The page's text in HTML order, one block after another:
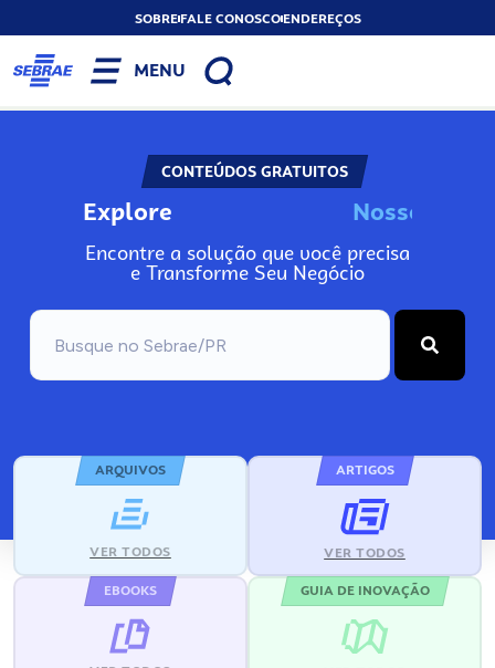
SOBREFALE CONOSCOENDEREÇOS
MENU
CONTEÚDOS GRATUITOS
Explore Nosso
Encontre a solução que você precisa
e Transforme Seu Negócio
ARQUIVOS
VER TODOS
ARTIGOS
VER TODOS
EBOOKS GUIA DE INOVAÇÃO